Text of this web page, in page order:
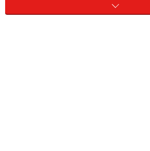
引き出しの手前5センチがラッキースポ
ップやシートなどを立てたりすればサ